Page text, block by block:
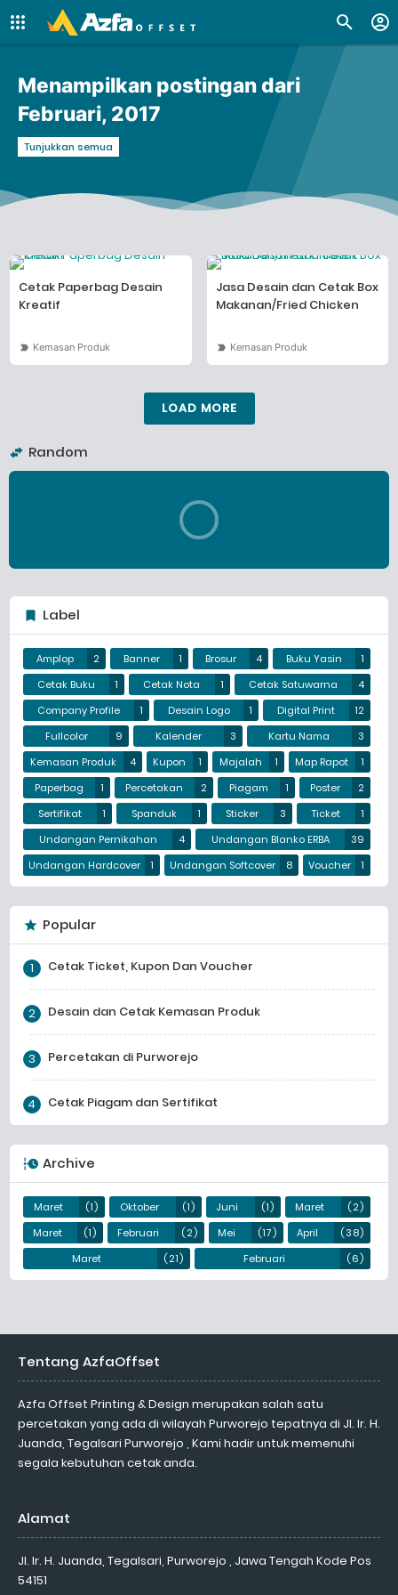
Menampilkan postingan dari
Februari, 2017
Tunjukkan semua
Cetak Paperbag Desain
Kreatif
Kemasan Produk
Jasa Desain dan Cetak Box
Makanan/Fried Chicken
Kemasan Produk
LOAD MORE
Random
Label
Amplop 2 Banner 1 Brosur 4 Buku Yasin
1
Cetak Buku
1 Cetak Nota 1 Cetak Satuwarna
4
Company Profile
1 Desain Logo 1 Digital Print
12
Fullcolor
9 Kalender 3 Kartu Nama
3
Kemasan Produk
4 Kupon 1 Majalah 1 Map Rapot
1
Paperbag
1 Percetakan 2 Piagam 1 Poster
2
Sertifikat
1 Spanduk 1 Sticker 3 Ticket
1
Undangan Pernikahan
4 Undangan Blanko ERBA
39
Undangan Hardcover
1 Undangan Softcover 8 Voucher 1
Popular
Cetak Ticket, Kupon Dan Voucher
Desain dan Cetak Kemasan Produk
Percetakan di Purworejo
Cetak Piagam dan Sertifikat
Archive
Maret (1) Oktober (1) Juni (1) Maret
(2)
Maret
(1) Februari (2) Mei (17) April
(38)
Maret
(21) Februari (6)
Tentang AzfaOffset
Azfa Offset Printing & Design merupakan salah satu
percetakan yang ada di wilayah Purworejo tepatnya di Jl. Ir. H.
Juanda, Tegalsari Purworejo , Kami hadir untuk memenuhi
segala kebutuhan cetak anda.
Alamat
Jl. Ir. H. Juanda, Tegalsari, Purworejo , Jawa Tengah Kode Pos
54151